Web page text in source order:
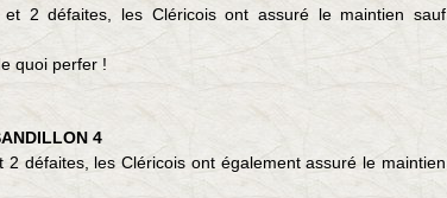
2 défaites, les Cléricois ont assuré le maintien sauf
quoi perfer !
4
défaites, les Cléricois ont également assuré le maintien